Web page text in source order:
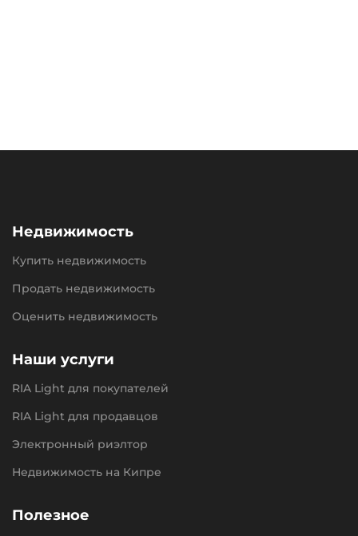
Недвижимость
Купить недвижимость
Продать недвижимость
Оценить недвижимость
Наши услуги
RIA Light для покупателей
RIA Light для продавцов
Электронный риэлтор
Недвижимость на Кипре
Полезное